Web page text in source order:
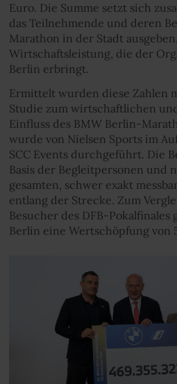
Euro. Die Summe setzt sich
das Teilnehmende und deren
Marathon in der Stadt
Wirtschaftsleistung, die der
Berlin erbringt.
Ermittelt wurden diese Zahlen
Studie zum wirtschaftlichen
Einfluss des BMW Berlin-
wurde von Nielsen Sports im
SCC Events durchgeführt. Die
Basis der Begleitpersonen und
gesamten, schwer exakt
entlang der Strecke. Zum
Besucher des DFB-
Berlin eine Wertschöpfung von